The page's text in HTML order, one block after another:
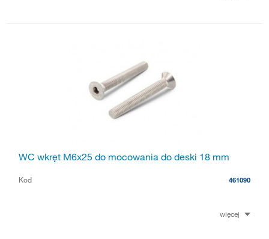
WC wkręt M6x25 do mocowania do deski 18 mm
Kod 461090
więcej